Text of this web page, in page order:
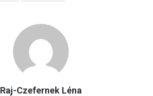
Raj-Czefernek Léna